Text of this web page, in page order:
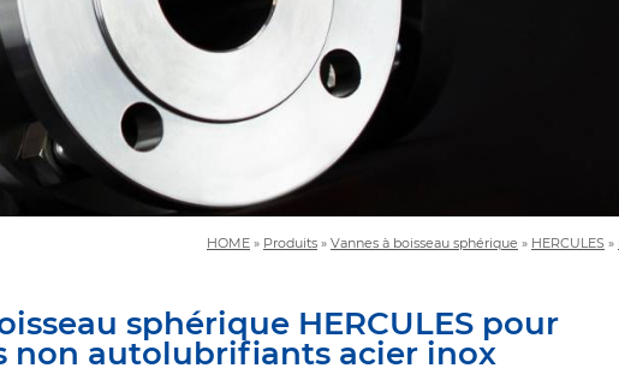
HOME » Produits » Vannes à boisseau sphérique » HERCULES »
sphérique HERCULES pour
non autolubrifiants acier inox